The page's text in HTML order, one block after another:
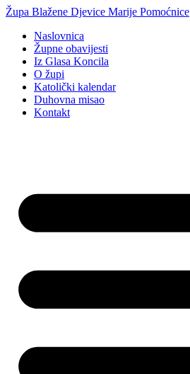
Idi
sadržaj
Župa Blažene Djevice Marije Pomoćnice
Naslovnica
Župne obavijesti
Iz Glasa Koncila
O župi
Katolički kalendar
Duhovna misao
Kontakt